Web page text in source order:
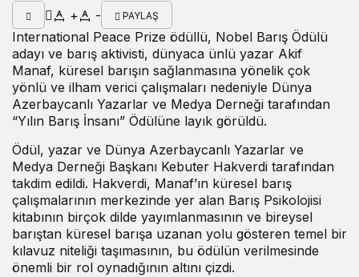
+ - PAYLAŞ
International Peace Prize ödüllü, Nobel Barış Ödülü
adayı ve barış aktivisti, dünyaca ünlü yazar Akif
Manaf, küresel barışın sağlanmasına yönelik çok
yönlü ve ilham verici çalışmaları nedeniyle Dünya
Azerbaycanlı Yazarlar ve Medya Derneği tarafından
“Yılın Barış İnsanı” Ödülüne layık görüldü.
Ödül, yazar ve Dünya Azerbaycanlı Yazarlar ve
Medya Derneği Başkanı Kebuter Hakverdi tarafından
takdim edildi. Hakverdi, Manaf’ın küresel barış
çalışmalarının merkezinde yer alan Barış Psikolojisi
kitabının birçok dilde yayımlanmasının ve bireysel
barıştan küresel barışa uzanan yolu gösteren temel bir
kılavuz niteliği taşımasının, bu ödülün verilmesinde
önemli bir rol oynadığının altını çizdi.